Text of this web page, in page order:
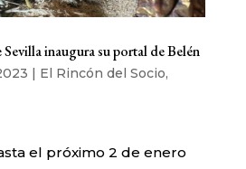
inaugura su portal de Belén
| El Rincón del Socio,
el próximo 2 de enero